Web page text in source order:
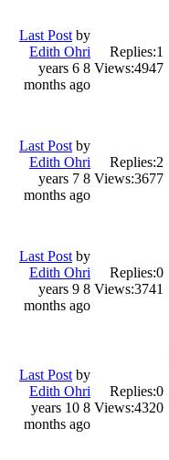
Replies:1
Views:4947
Last Post by
Edith Ohri
8 years 6
months ago
Replies:2
Views:3677
Last Post by
Edith Ohri
8 years 7
months ago
Replies:0
Views:3741
Last Post by
Edith Ohri
8 years 9
months ago
Replies:0
Views:4320
Last Post by
Edith Ohri
8 years 10
months ago